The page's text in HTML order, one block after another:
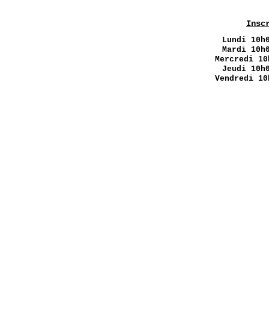
Lundi
Mardi
Mercredi
Jeudi
Vendredi